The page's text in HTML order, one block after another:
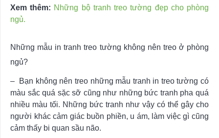
Xem thêm: Những bộ tranh treo tường đẹp cho phòng
ngủ.
Những mẫu in tranh treo tường không nên treo ở phòng
ngủ?
– Bạn không nên treo những mẫu tranh in treo tường có
màu sắc quá sặc sỡ cũng như những bức tranh pha quá
nhiều màu tối. Những bức tranh như vậy có thể gây cho
người khác cảm giác buồn phiền, u ám, làm việc gì cũng
cảm thấy bi quan sầu não.